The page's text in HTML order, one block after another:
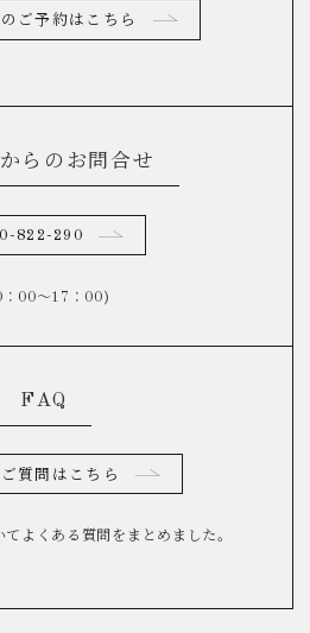
ご予約はこちら
らのお問合せ
822-290
00～17：00)
FAQ
質問はこちら
てよくある質問をまとめました。